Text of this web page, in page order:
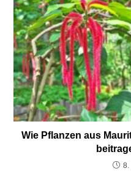
Wie Pflanzen aus
8.